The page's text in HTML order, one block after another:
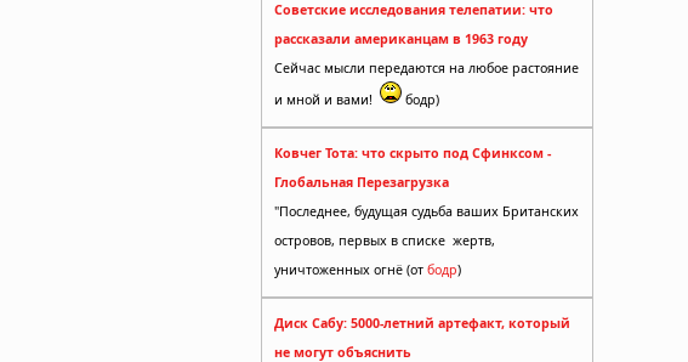
Советские исследования телепатии: что
рассказали американцам в 1963 году
Сейчас мысли передаются на любое растояние
и мной и вами!
бодр)
Ковчег Тота: что скрыто под Сфинксом -
Глобальная Перезагрузка
"Последнее, будущая судьба ваших Британских
островов, первых в списке жертв,
уничтоженных огнё (от бодр)
Диск Сабу: 5000-летний артефакт, который
не могут объяснить